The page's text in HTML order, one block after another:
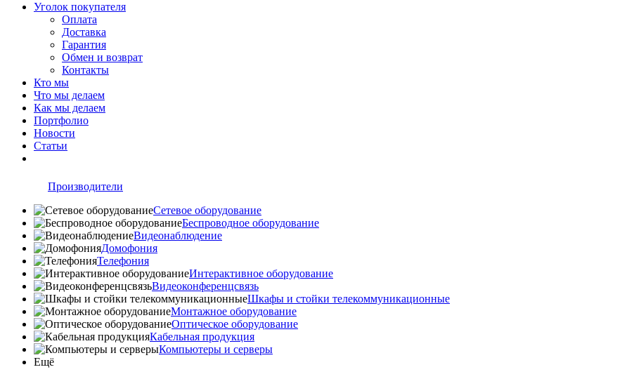
Уголок покупателя
Оплата
Доставка
Гарантия
Обмен и возврат
Контакты
Кто мы
Что мы делаем
Как мы делаем
Портфолио
Новости
Статьи
Производители
Сетевое оборудование
Беспроводное оборудование
Видеонаблюдение
Домофония
Телефония
Интерактивное оборудование
Видеоконференцсвязь
Шкафы и стойки телекоммуникационные
Монтажное оборудование
Оптическое оборудование
Кабельная продукция
Компьютеры и серверы
Ещё